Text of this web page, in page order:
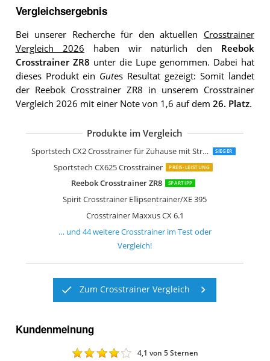
Vergleichsergebnis
Bei unserer Recherche für den aktuellen Crosstrainer
Vergleich 2026 haben wir natürlich den Reebok
Crosstrainer ZR8 unter die Lupe genommen. Dabei hat
dieses Produkt ein Gutes Resultat gezeigt: Somit landet
der Reebok Crosstrainer ZR8 in unserem Crosstrainer
Vergleich 2026 mit einer Note von 1,6 auf dem 26. Platz.
Produkte im Vergleich
Sportstech CX2 Crosstrainer für Zuhause mit Stromgenerator SIEGER
Sportstech CX625 Crosstrainer PREIS-LEISTUNG
Reebok Crosstrainer ZR8 SPARTIPP
Spirit Crosstrainer Ellipsentrainer/XE 395
Crosstrainer Maxxus CX 6.1
Crosstrainer MAXXUS CX 5.1
Spirit Fitness Crosstrainer XE 295
Crosstrainer Klappbar Maxxus CX 4.3f
Sportstech CX700
Bowflex Unisex-Adult Max Trainer M3
Nautilus Ellipsentrainer E626
Sportstech Ellipsen Crosstrainer
skandika Crosstrainer CardioCross
Capital Sports Helix Star UP Orbital
Hop-Sport HS-250CF Jucon
HAMMER Speed-Motion BT 4107
Capital Sports Helix Star DR Cross
Maxxus Crosstrainer CX
Christopeit Sport Crosstrainer-
HAMMER Crosstrainer Crosstech XTR
Reebok GX50 Crosstrainer
AsVIVA Ellipsentrainer
Hop-Sport HS-060C Ellipsentrainer
HAMMER Cross Stepper
HIROLLOP Crosstrainer
skandika Crosstrainer Eleganse Adrett
Zipro Crosstrainer iConsole Dunk
HAMMER Crosstrainer CT3
SportPlus Crosstrainer
HIROLLOP Crosstrainer
HAMMER Crosstrainer Crossfly BT
Bluefin Curv 3.0 Crosstrainer
SportPlus Crosstrainer
HAMMER Premium Crosstrainer
Capital Sports Helix Pro Cross-Trainer
HAMMER Finnlo Crosstrainer
Miweba Sports Crosstrainer MC400
Miweba Sports Profi Crosstrainer
ISE Crosstrainer
Dripex Elliptical Crosstrainer
Zipro Heat iConsole+ Crosstrainer
Klarfit Epsylon Cross AS AS
… und 44weitereCrosstrainerim Test oder
Vergleich!
Zum Crosstrainer Vergleich
Kundenmeinung
4,1 von 5 Sternen